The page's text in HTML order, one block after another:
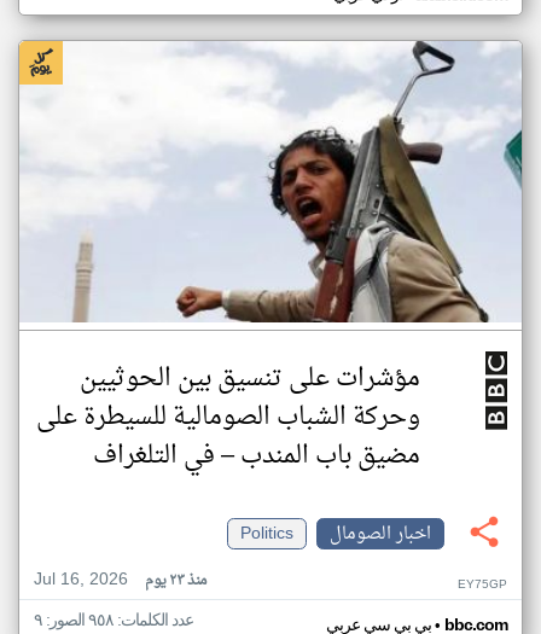
مؤشرات على تنسيق بين الحوثيين
وحركة الشباب الصومالية للسيطرة على
مضيق باب المندب – في التلغراف
اخبار الصومال
Politics
Jul 16, 2026
منذ ٢٣ يوم EY75GP
بي بي سي عربي• bbc.com عدد الكلمات: ٩٥٨ الصور: ٩